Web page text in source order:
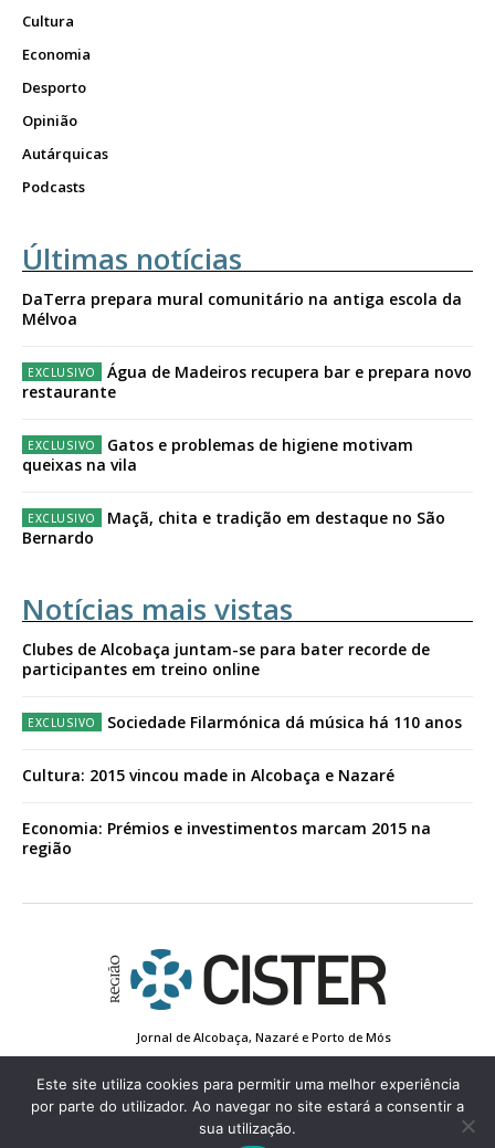
Cultura
Economia
Desporto
Opinião
Autárquicas
Podcasts
Últimas notícias
DaTerra prepara mural comunitário na antiga escola da
Mélvoa
Água de Madeiros recupera bar e prepara novo
restaurante
Gatos e problemas de higiene motivam
queixas na vila
Maçã, chita e tradição em destaque no São
Bernardo
Notícias mais vistas
Clubes de Alcobaça juntam-se para bater recorde de
participantes em treino online
Sociedade Filarmónica dá música há 110 anos
Cultura: 2015 vincou made in Alcobaça e Nazaré
Economia: Prémios e investimentos marcam 2015 na
região
Jornal de Alcobaça, Nazaré e Porto de Mós
Conta de Registo
Edição Impressa
© 2022 Região de Cister - Todos os direitos reservados.
Este site utiliza cookies para permitir uma melhor experiência
por parte do utilizador. Ao navegar no site estará a consentir a
sua utilização.